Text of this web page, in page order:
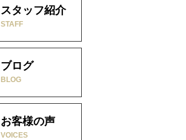
スタッフ紹介
STAFF
ブログ
BLOG
お客様の声
VOICES